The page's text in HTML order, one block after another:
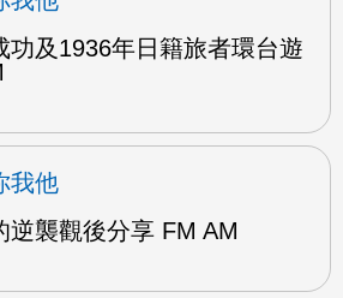
功及1936年日籍旅者環台遊
我他
逆襲觀後分享 FM AM